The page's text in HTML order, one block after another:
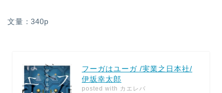
文量：340p
フーガはユーガ /実業之日本社/
伊坂幸太郎
posted with カエレバ